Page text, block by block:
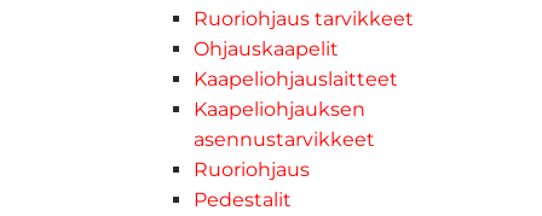
Ruoriohjaus tarvikkeet
Ohjauskaapelit
Kaapeliohjauslaitteet
Kaapeliohjauksen
asennustarvikkeet
Ruoriohjaus
Pedestalit